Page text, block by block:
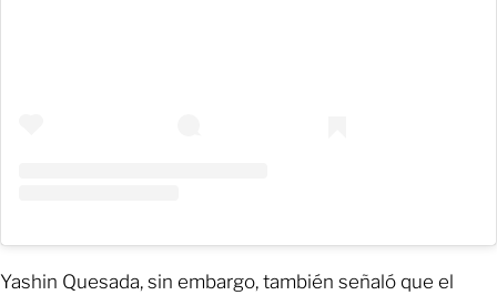
Yashin Quesada, sin embargo, también señaló que el